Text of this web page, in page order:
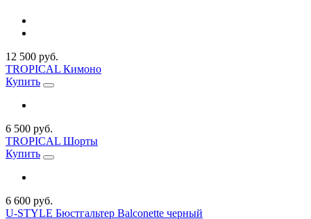
12 500 руб.
TROPICAL Кимоно
Купить
6 500 руб.
TROPICAL Шорты
Купить
6 600 руб.
U-STYLE Бюстгальтер Balconette черный